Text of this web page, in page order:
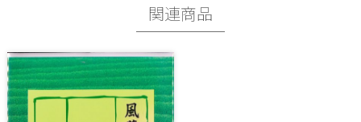
関連商品